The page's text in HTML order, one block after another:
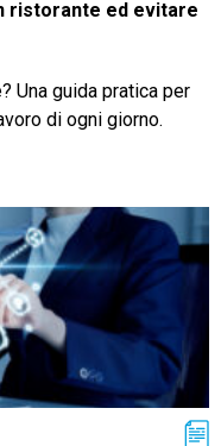
ristorante ed evitare
Una guida pratica per
di ogni giorno.